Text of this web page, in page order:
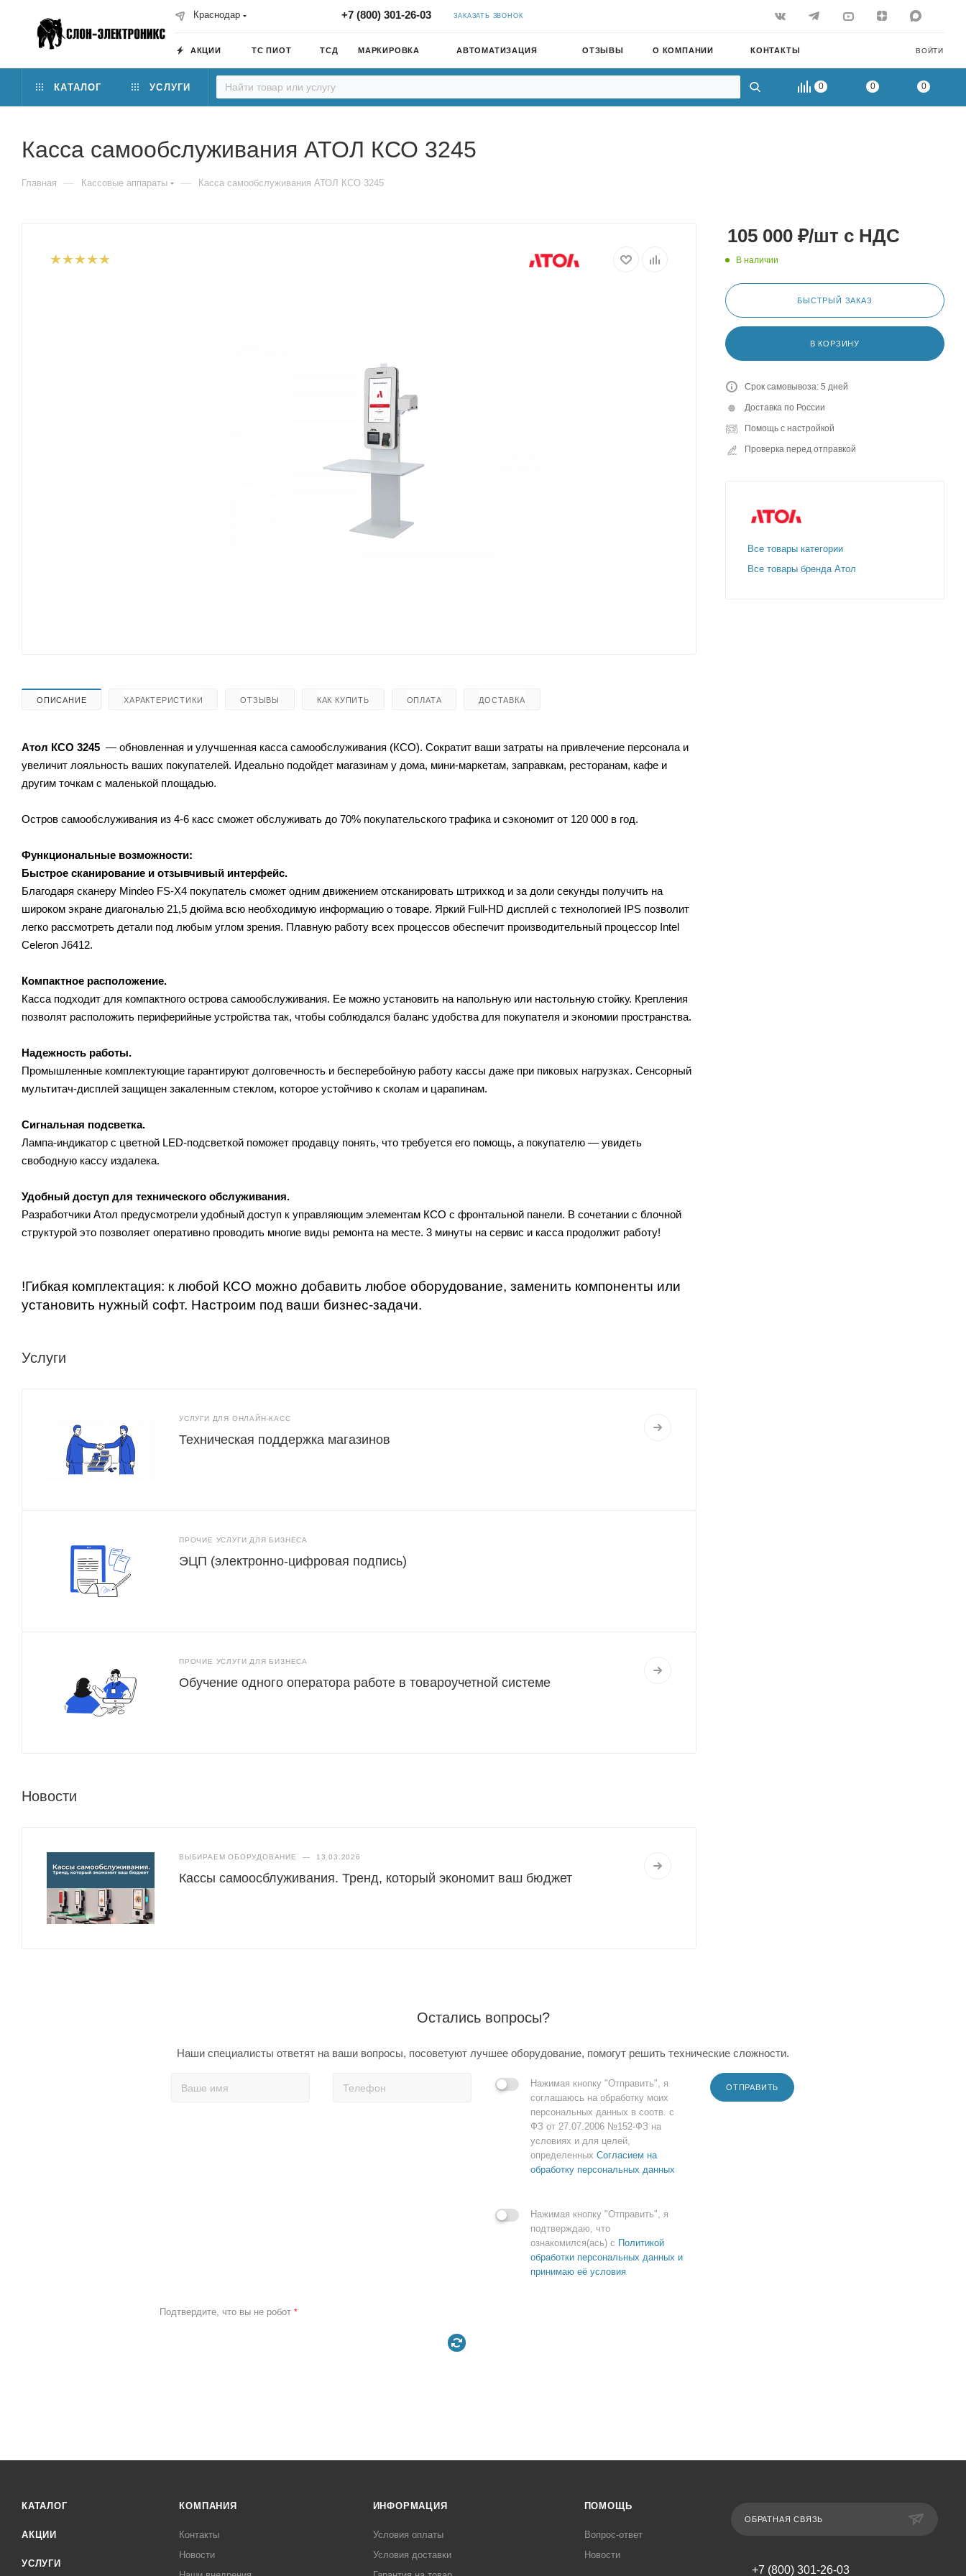
Краснодар +7 (800) 301-26-03 ЗАКАЗАТЬ ЗВОНОК
ВОЙТИ
АКЦИИ ТС ПИОТ ТСД МАРКИРОВКА АВТОМАТИЗАЦИЯ ОТЗЫВЫ О КОМПАНИИ КОНТАКТЫ
0 0 0
КАТАЛОГ УСЛУГИ
Касса самообслуживания АТОЛ КСО 3245
Главная — Кассовые аппараты — Касса самообслуживания АТОЛ КСО 3245
ОПИСАНИЕ ХАРАКТЕРИСТИКИ ОТЗЫВЫ КАК КУПИТЬ ОПЛАТА ДОСТАВКА
Атол КСО 3245 — обновленная и улучшенная касса самообслуживания (КСО). Сократит ваши затраты на привлечение персонала и
увеличит лояльность ваших покупателей. Идеально подойдет магазинам у дома, мини-маркетам, заправкам, ресторанам, кафе и
другим точкам с маленькой площадью.
Остров самообслуживания из 4-6 касс сможет обслуживать до 70% покупательского трафика и сэкономит от 120 000 в год.
Функциональные возможности:
Быстрое сканирование и отзывчивый интерфейс.
Благодаря сканеру Mindeo FS-X4 покупатель сможет одним движением отсканировать штрихкод и за доли секунды получить на
широком экране диагональю 21,5 дюйма всю необходимую информацию о товаре. Яркий Full-HD дисплей с технологией IPS позволит
легко рассмотреть детали под любым углом зрения. Плавную работу всех процессов обеспечит производительный процессор Intel
Celeron J6412.
Компактное расположение.
Касса подходит для компактного острова самообслуживания. Ее можно установить на напольную или настольную стойку. Крепления
позволят расположить периферийные устройства так, чтобы соблюдался баланс удобства для покупателя и экономии пространства.
Надежность работы.
Промышленные комплектующие гарантируют долговечность и бесперебойную работу кассы даже при пиковых нагрузках. Сенсорный
мультитач-дисплей защищен закаленным стеклом, которое устойчиво к сколам и царапинам.
Сигнальная подсветка.
Лампа-индикатор с цветной LED-подсветкой поможет продавцу понять, что требуется его помощь, а покупателю — увидеть
свободную кассу издалека.
Удобный доступ для технического обслуживания.
Разработчики Атол предусмотрели удобный доступ к управляющим элементам КСО с фронтальной панели. В сочетании с блочной
структурой это позволяет оперативно проводить многие виды ремонта на месте. 3 минуты на сервис и касса продолжит работу!
!Гибкая комплектация: к любой КСО можно добавить любое оборудование, заменить компоненты или
установить нужный софт. Настроим под ваши бизнес-задачи.
Услуги
УСЛУГИ ДЛЯ ОНЛАЙН-КАСС
Техническая поддержка магазинов
ПРОЧИЕ УСЛУГИ ДЛЯ БИЗНЕСА
ЭЦП (электронно-цифровая подпись)
ПРОЧИЕ УСЛУГИ ДЛЯ БИЗНЕСА
Обучение одного оператора работе в товароучетной системе
Новости
ВЫБИРАЕМ ОБОРУДОВАНИЕ — 13.03.2026
Кассы самоосблуживания. Тренд, который экономит ваш бюджет
105 000 ₽/шт с НДС
В наличии
БЫСТРЫЙ ЗАКАЗ
В КОРЗИНУ
Срок самовывоза: 5 дней
Доставка по России
Помощь с настройкой
Проверка перед отправкой
Все товары категории
Все товары бренда Атол
Остались вопросы?
Наши специалисты ответят на ваши вопросы, посоветуют лучшее оборудование, помогут решить технические сложности.
Нажимая кнопку "Отправить", я
соглашаюсь на обработку моих
персональных данных в соотв. с
ФЗ от 27.07.2006 №152-ФЗ на
условиях и для целей,
определенных Согласием на
обработку персональных данных
Нажимая кнопку "Отправить", я
подтверждаю, что
ознакомился(ась) с Политикой
обработки персональных данных и
принимаю её условия
ОТПРАВИТЬ
Подтвердите, что вы не робот *
КАТАЛОГ
АКЦИИ
УСЛУГИ
КОМПАНИЯ
Контакты
Новости
ИНФОРМАЦИЯ
Условия оплаты
Условия доставки
ПОМОЩЬ
Вопрос-ответ
Новости
ОБРАТНАЯ СВЯЗЬ
+7 (800) 301-26-03